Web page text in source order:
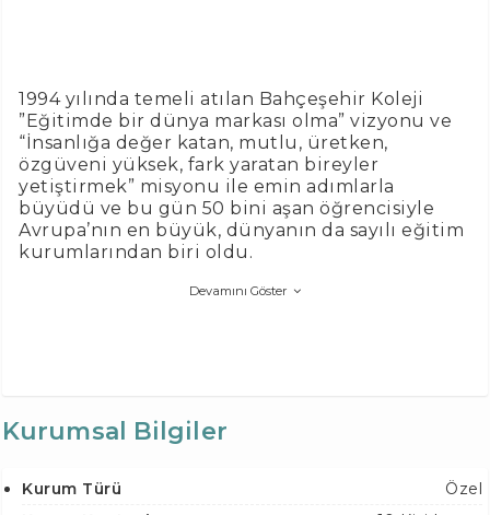
1994 yılında temeli atılan Bahçeşehir Koleji
”Eğitimde bir dünya markası olma” vizyonu ve
“İnsanlığa değer katan, mutlu, üretken,
özgüveni yüksek, fark yaratan bireyler
yetiştirmek” misyonu ile emin adımlarla
büyüdü ve bu gün 50 bini aşan öğrencisiyle
Avrupa’nın en büyük, dünyanın da sayılı eğitim
kurumlarından biri oldu.
Devamını Göster
Kurumsal Bilgiler
Kurum Türü
Özel